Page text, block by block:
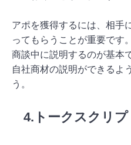
アポを獲得するには、相手
ってもらうことが重要です
商談中に説明するのが基本
自社商材の説明ができるよ
う。
4.トークスクリ